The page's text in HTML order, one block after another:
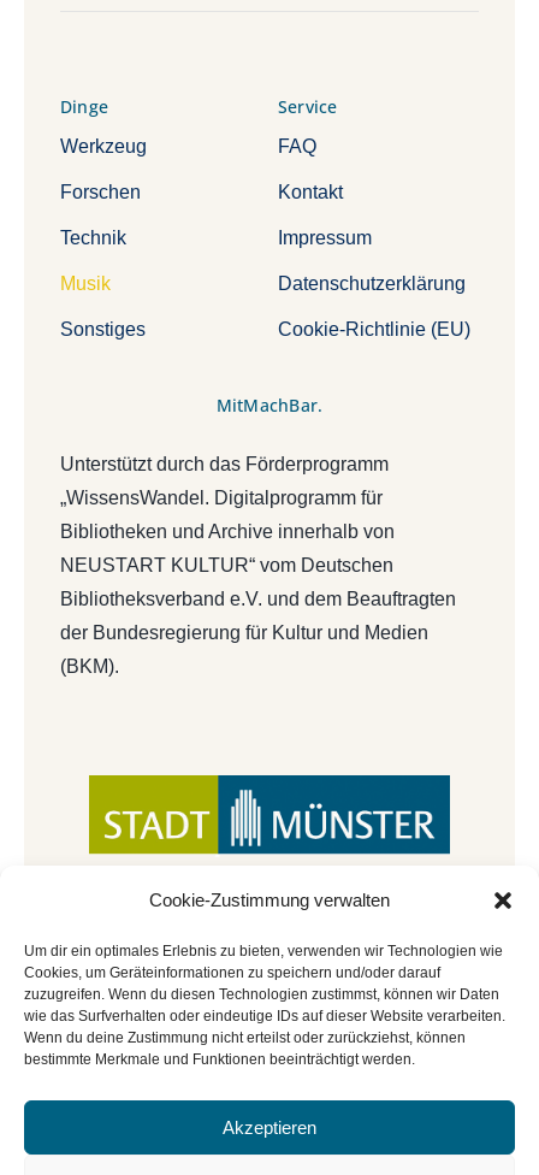
Cookie-Zustimmung verwalten
Um dir ein optimales Erlebnis zu bieten, verwenden wir Technologien wie
Cookies, um Geräteinformationen zu speichern und/oder darauf
zuzugreifen. Wenn du diesen Technologien zustimmst, können wir Daten
wie das Surfverhalten oder eindeutige IDs auf dieser Website verarbeiten.
Wenn du deine Zustimmung nicht erteilst oder zurückziehst, können
bestimmte Merkmale und Funktionen beeinträchtigt werden.
Akzeptieren
Dinge
Werkzeug
Forschen
Technik
Musik
Sonstiges
Service
FAQ
Kontakt
Impressum
Datenschutzerklärung
Cookie-Richtlinie (EU)
MitMachBar.
Unterstützt durch das Förderprogramm
„WissensWandel. Digitalprogramm für
Bibliotheken und Archive innerhalb von
NEUSTART KULTUR“ vom Deutschen
Bibliotheksverband e.V. und dem Beauftragten
der Bundesregierung für Kultur und Medien
(BKM).
© Copyright 2022 - 2026 | Mitmachbar der